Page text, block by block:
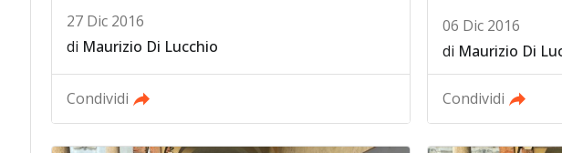
27 Dic 2016
di Maurizio Di Lucchio
Condividi
06 Dic 2016
di Maurizio Di
Condividi